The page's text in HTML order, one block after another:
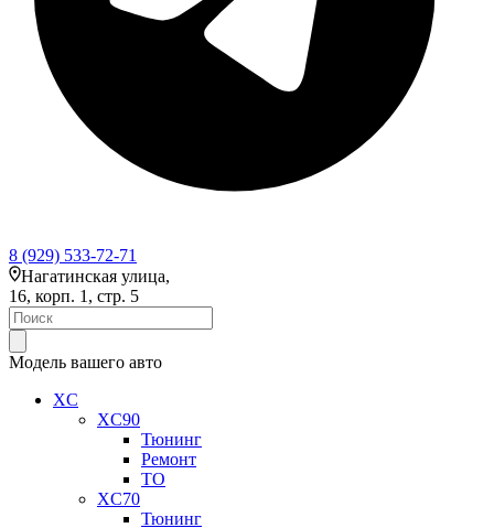
8 (929) 533-72-71
Нагатинская улица,
16, корп. 1, стр. 5
Модель вашего авто
XC
XC90
Тюнинг
Ремонт
ТО
XC70
Тюнинг